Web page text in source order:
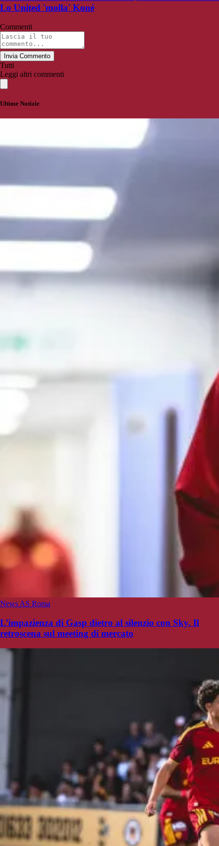
Lo United 'molla' Koné
Commenti
Invia Commento
Tutti
Leggi altri commenti
Ultime Notizie
News AS Roma
L’impazienza di Gasp dietro al silenzio con Sky. Il
retroscena sul meeting di mercato